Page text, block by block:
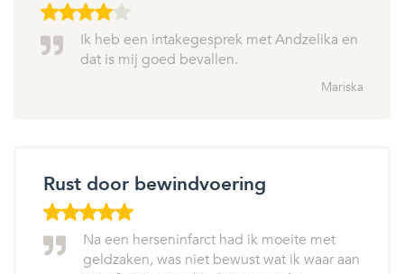
Ik heb een intakegesprek met Andzelika en
dat is mij goed bevallen.
Mariska
Rust door bewindvoering
Na een herseninfarct had ik moeite met
geldzaken, was niet bewust wat ik waar aan